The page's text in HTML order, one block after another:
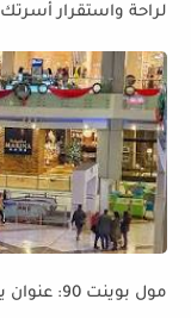
لراحة واستقرار أسرتك
مول بوينت 90: عنوان يصنع من الطموح قوة استثمارية متجددة